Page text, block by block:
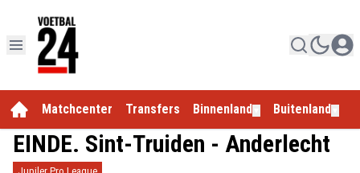
Matchcenter Transfers Binnenland Buitenland
EINDE. Sint-Truiden - Anderlecht